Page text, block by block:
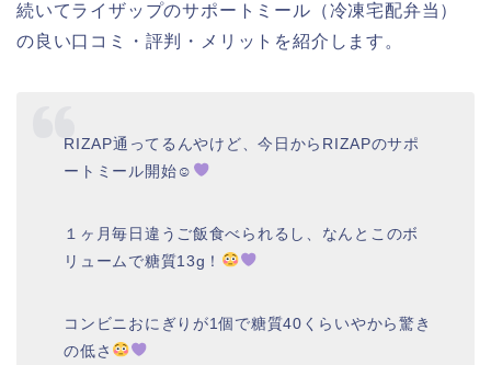
続いてライザップのサポートミール（冷凍宅配弁当）
の良い口コミ・評判・メリットを紹介します。
RIZAP通ってるんやけど、今日からRIZAPのサポ
ートミール開始☺
１ヶ月毎日違うご飯食べられるし、なんとこのボ
リュームで糖質13g！
コンビニおにぎりが1個で糖質40くらいやから驚き
の低さ